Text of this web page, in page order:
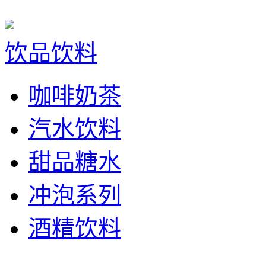
饮品饮料
咖啡奶茶
汽水饮料
甜品糖水
冲泡系列
酒精饮料